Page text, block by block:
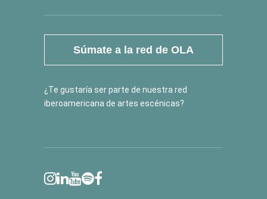
Súmate a la red de OLA
¿Te gustaría ser parte de nuestra red
iberoamericana de artes escénicas?